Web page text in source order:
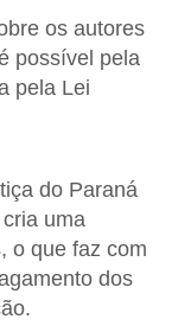
os autores
possível pela
pela Lei
do Paraná
uma
o que faz com
dos